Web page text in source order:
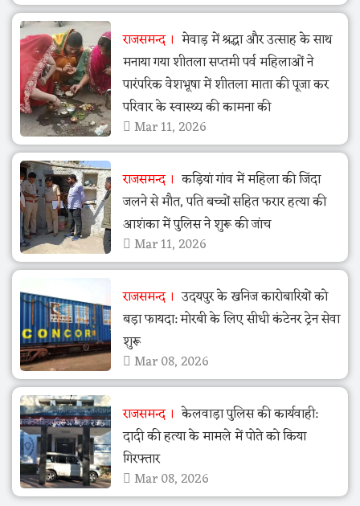
राजसमन्द
मेवाड़ में श्रद्धा और उत्साह के साथ
मनाया गया शीतला सप्तमी पर्व महिलाओं ने
पारंपरिक वेशभूषा में शीतला माता की पूजा कर
परिवार के स्वास्थ्य की कामना की
Mar 11, 2026
राजसमन्द
कड़ियां गांव में महिला की जिंदा
जलने से मौत, पति बच्चों सहित फरार हत्या की
आशंका में पुलिस ने शुरू की जांच
Mar 11, 2026
राजसमन्द
उदयपुर के खनिज कारोबारियों को
बड़ा फायदा: मोरबी के लिए सीधी कंटेनर ट्रेन सेवा
शुरू
Mar 08, 2026
राजसमन्द
केलवाड़ा पुलिस की कार्यवाही:
दादी की हत्या के मामले में पोते को किया
गिरफ्तार
Mar 08, 2026